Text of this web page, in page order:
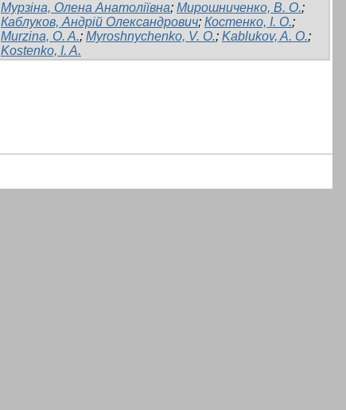
Мурзіна, Олена Анатоліївна; Мирошниченко, В. О.;
Каблуков, Андрій Олександрович; Костенко, І. О.;
Murzina, O. A.; Myroshnychenko, V. O.; Kablukov, A. O.;
Kostenko, I. A.